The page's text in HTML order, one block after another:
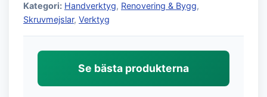
Kategori: Handverktyg, Renovering & Bygg,
Skruvmejslar, Verktyg
Se bästa produkterna